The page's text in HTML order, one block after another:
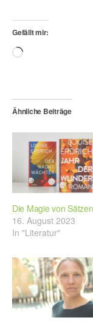
Gefällt mir:
Wird
Ähnliche Beiträge
Die Magie von Sätzen
16. August 2023
In "Literatur"